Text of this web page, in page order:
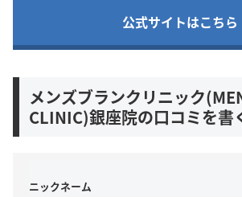
公式サイトはこちら
メンズブランクリニック
CLINIC)銀座院の口コミを書
ニックネーム